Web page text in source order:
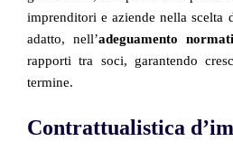
imprenditori e aziende nella scelta
adatto, nell’adeguamento
rapporti tra soci, garantendo
termine.
Contrattualistica